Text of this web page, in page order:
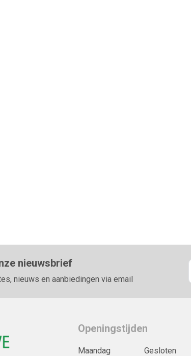
nieuwsbrief
nieuws en aanbiedingen via email
Openingstijden
Maandag
Gesloten